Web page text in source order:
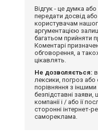
Відгук - це думка
передати досвід
користувачам
аргументацією
багатьом прийняти
Коментарі
обговорення, а
цікавлять.
Не дозволяється:
лексики, погроз
порівняння з
безпідставні
компанії і / або її
сторонні інтернет-
самореклама.